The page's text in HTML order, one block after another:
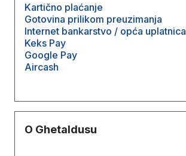
Kartično plaćanje
Gotovina prilikom preuzimanja
Internet bankarstvo / opća uplatnica
Keks Pay
Google Pay
Aircash
O Ghetaldusu